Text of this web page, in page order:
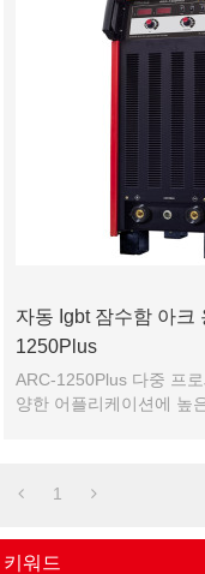
자동 Igbt 잠수함 아크
1250Plus
ARC-1250Plus 다중 프
양한 어플리케이션에 높
1
키워드